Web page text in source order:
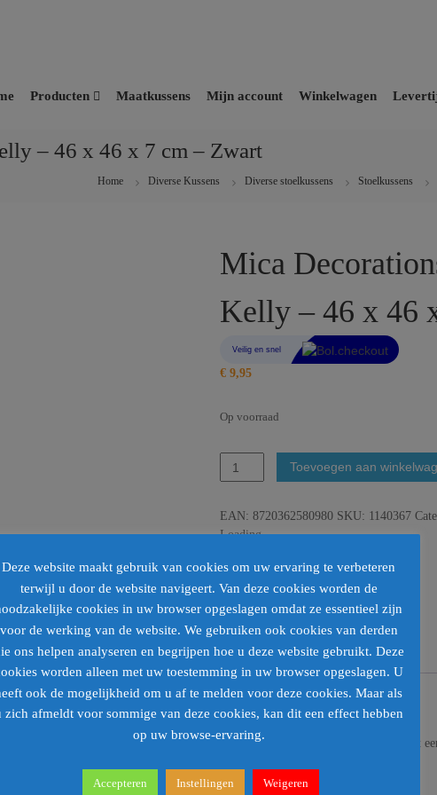
Producten Maatkussens Mijn account Winkelwagen
– 46 x 46 x 7 cm – Zwart
Home Diverse Kussens Diverse stoelkussens Stoelkussens
Mica
Kelly – 46 x 46
€ 9,95
Op voorraad
Mica
Decorations
Kelly
-
x
46
x
7
cm
-
Toevoegen aan
EAN: 8720362580980 SKU: 1140367
Loading...
in zwart. Dit vierkante kussen van 46 x 46 cm met een dikte van 7 cm biedt
Deze website maakt gebruik van cookies om uw ervaring te verbeteren
terwijl u door de website navigeert. Van deze cookies worden de
cookies in uw browser opgeslagen omdat ze essentieel zijn
voor de werking van de website. We gebruiken ook cookies van derden
ons helpen analyseren en begrijpen hoe u deze website gebruikt. Deze
worden alleen met uw toestemming in uw browser opgeslagen. U
ook de mogelijkheid om u af te melden voor deze cookies. Maar als
zich afmeldt voor sommige van deze cookies, kan dit een effect hebben
op uw browse-ervaring.
Accepteren Instellingen Weigeren